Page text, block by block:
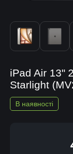
iPad Air 13"
Starlight
В наявності